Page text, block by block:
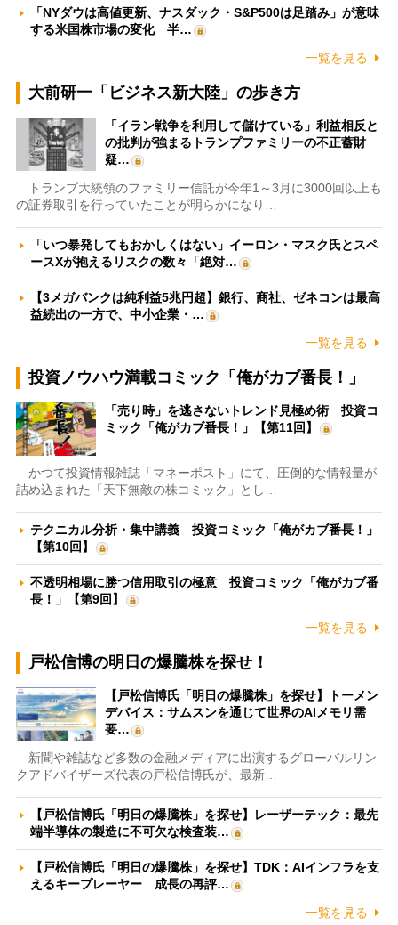
「NYダウは高値更新、ナスダック・S&P500は足踏み」が意味
する米国株市場の変化 半…
一覧を見る
大前研一「ビジネス新大陸」の歩き方
「イラン戦争を利用して儲けている」利益相反と
の批判が強まるトランプファミリーの不正蓄財
疑…
トランプ大統領のファミリー信託が今年1～3月に3000回以上も
の証券取引を行っていたことが明らかになり…
「いつ暴発してもおかしくはない」イーロン・マスク氏とスペ
ースXが抱えるリスクの数々「絶対…
【3メガバンクは純利益5兆円超】銀行、商社、ゼネコンは最高
益続出の一方で、中小企業・…
一覧を見る
投資ノウハウ満載コミック「俺がカブ番長！」
「売り時」を逃さないトレンド見極め術 投資コ
ミック「俺がカブ番長！」【第11回】
かつて投資情報雑誌「マネーポスト」にて、圧倒的な情報量が
詰め込まれた「天下無敵の株コミック」とし…
テクニカル分析・集中講義 投資コミック「俺がカブ番長！」
【第10回】
不透明相場に勝つ信用取引の極意 投資コミック「俺がカブ番
長！」【第9回】
一覧を見る
戸松信博の明日の爆騰株を探せ！
【戸松信博氏「明日の爆騰株」を探せ】トーメン
デバイス：サムスンを通じて世界のAIメモリ需
要…
新聞や雑誌など多数の金融メディアに出演するグローバルリン
クアドバイザーズ代表の戸松信博氏が、最新…
【戸松信博氏「明日の爆騰株」を探せ】レーザーテック：最先
端半導体の製造に不可欠な検査装…
【戸松信博氏「明日の爆騰株」を探せ】TDK：AIインフラを支
えるキープレーヤー 成長の再評…
一覧を見る